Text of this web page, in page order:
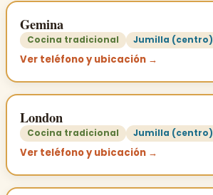
Gemina
Cocina tradicional Jumilla (centro)
Ver teléfono y ubicación →
London
Cocina tradicional Jumilla (centro)
Ver teléfono y ubicación →